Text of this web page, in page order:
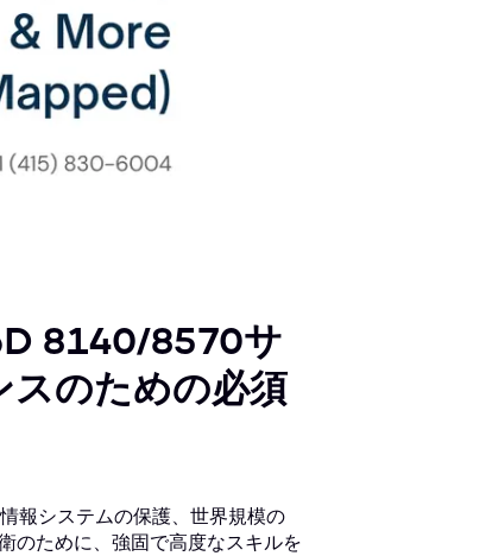
8140/8570サ
スのための必須
報システムの保護、世界規模の
のために、強固で高度なスキルを